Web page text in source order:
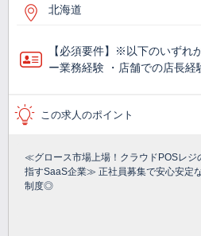
北海道
【必須要件】※以下のいずれ
ー業務経験 ・店舗での店長
この求人のポイント
≪グロース市場上場！クラウドPOSレジ
指すSaaS企業≫ 正社員募集で安心安定
制度◎